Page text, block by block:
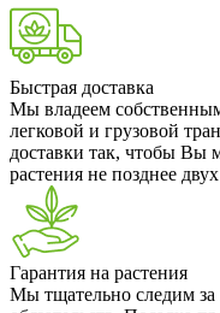
Быстрая доставка
Мы владеем
легковой и грузовой
доставки так, чтобы Вы
растения не позднее
Гарантия на растения
Мы тщательно следим